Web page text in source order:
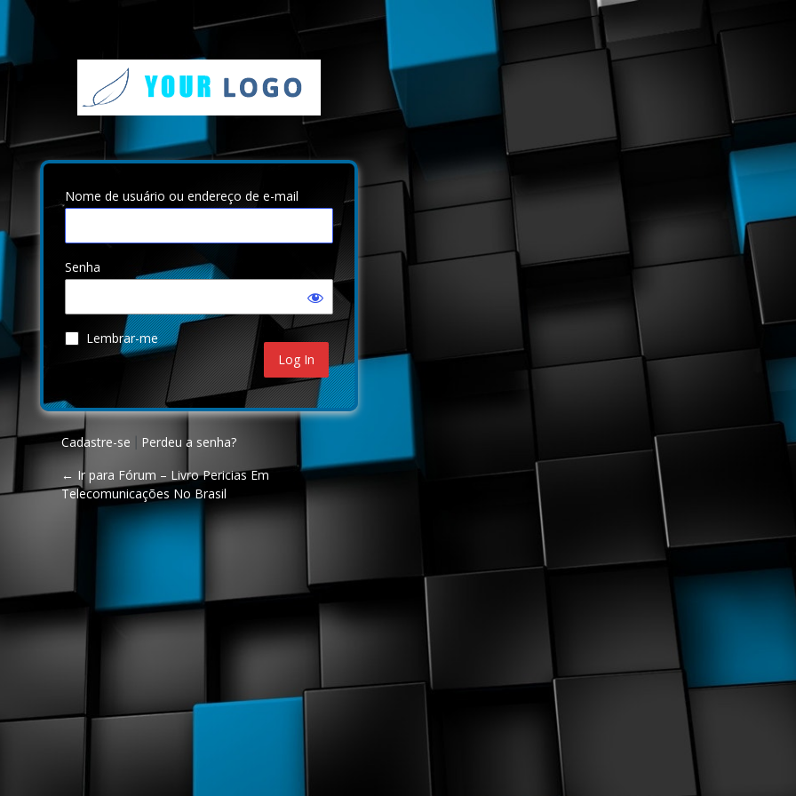
Nome de usuário ou endereço de e-mail
Senha
Lembrar-me
Cadastre-se
Perdeu a senha?
← Ir para Fórum – Livro Pericias Em
Telecomunicações No Brasil